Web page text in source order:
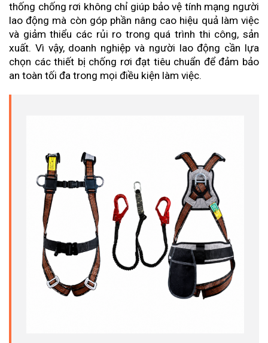
thống chống rơi không chỉ giúp bảo vệ tính mạng người
lao động mà còn góp phần nâng cao hiệu quả làm việc
và giảm thiểu các rủi ro trong quá trình thi công, sản
xuất. Vì vậy, doanh nghiệp và người lao động cần lựa
chọn các thiết bị chống rơi đạt tiêu chuẩn để đảm bảo
an toàn tối đa trong mọi điều kiện làm việc.